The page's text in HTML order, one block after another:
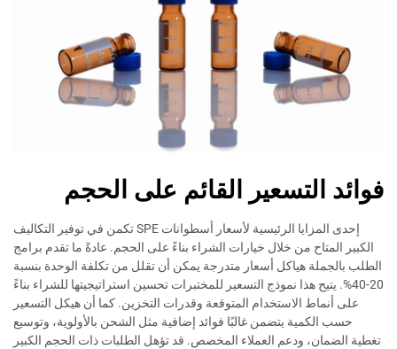
فوائد التسعير القائم على الحجم
إحدى المزايا الرئيسية لأسعار أسطوانات SPE تكمن في توفير التكاليف
الكبير المتاح من خلال خيارات الشراء بناءً على الحجم. عادةً ما تقدم برامج
الطلب بالجملة هياكل أسعار متدرجة يمكن أن تقلل من تكلفة الوحدة بنسبة
20-40%. يتيح هذا نموذج التسعير للمختبرات تحسين استراتيجيتها للشراء بناءً
على أنماط الاستخدام المتوقعة وقدرات التخزين. كما أن هيكل التسعير
حسب الكمية يتضمن غالبًا فوائد إضافية مثل الشحن بالأولوية، وتوسيع
تغطية الضمان، ودعم العملاء المخصص. قد تؤهل الطلبات ذات الحجم الكبير